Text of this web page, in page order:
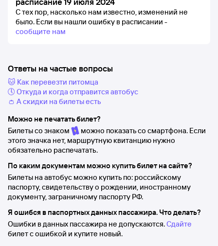
С тех пор, насколько нам известно, изменений не
было. Если вы нашли ошибку в расписании -
сообщите нам
Ответы на частые вопросы
🐱 Как перевезти питомца
🕔 Откуда и когда отправится автобус
👛 А скидки на билеты есть
Можно не печатать билет?
Билеты со знаком
можно показать со смартфона. Если
этого значка нет, маршрутную квитанцию нужно
обязательно распечатать.
По каким документам можно купить билет на сайте?
Билеты на автобус можно купить по: российскому
паспорту, свидетельству о рождении, иностранному
документу, заграничному паспорту РФ.
Я ошибся в паспортных данных пассажира. Что делать?
Ошибки в данных пассажира не допускаются.Сдайте
билет с ошибкой и купите новый.